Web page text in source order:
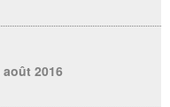
août 2016